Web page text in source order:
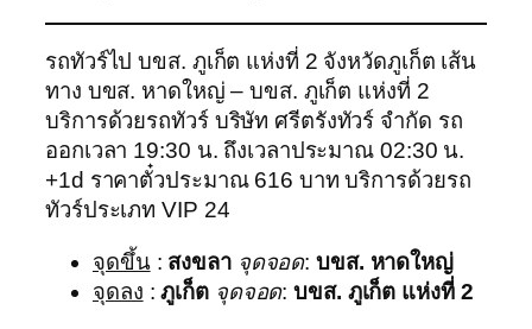
รถทัวร์ไป บขส. ภูเก็ต แห่งที่ 2 จังหวัดภูเก็ต เส้น
ทาง บขส. หาดใหญ่ – บขส. ภูเก็ต แห่งที่ 2
บริการด้วยรถทัวร์ บริษัท ศรีตรังทัวร์ จำกัด รถ
ออกเวลา 19:30 น. ถึงเวลาประมาณ 02:30 น.
+1d ราคาตั๋วประมาณ 616 บาท บริการด้วยรถ
ทัวร์ประเภท VIP 24
จุดขึ้น: สงขลา จุดจอด:บขส. หาดใหญ่
จุดลง :ภูเก็ต จุดจอด:บขส. ภูเก็ต แห่งที่ 2